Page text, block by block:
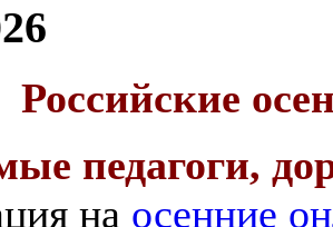
Российские
педагоги,
на осенние